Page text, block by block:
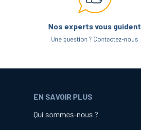
Nos experts vous guident
Une question ? Contactez-nous
EN SAVOIR PLUS
Qui sommes-nous ?